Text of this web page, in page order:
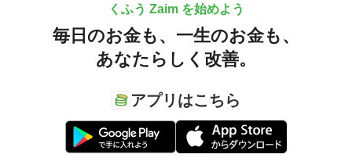
くふう Zaim を始めよう
毎日のお金も、 一生のお金も、
あなたらしく改善。
アプリはこちら